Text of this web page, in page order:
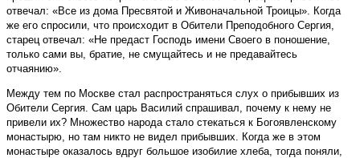
отвечал: «Все из дома Пресвятой и Живоначальной Троицы». Когда
же его спросили, что происходит в Обители Преподобного Сергия,
старец отвечал: «Не предаст Господь имени Своего в поношение,
только сами вы, братие, не смущайтесь и не предавайтесь
отчаянию».
Между тем по Москве стал распространяться слух о прибывших из
Обители Сергия. Сам царь Василий спрашивал, почему к нему не
привели их? Множество народа стало стекаться к Богоявленскому
монастырю, но там никто не видел прибывших. Когда же в этом
монастыре оказалось вдруг большое изобилие хлеба, тогда поняли,